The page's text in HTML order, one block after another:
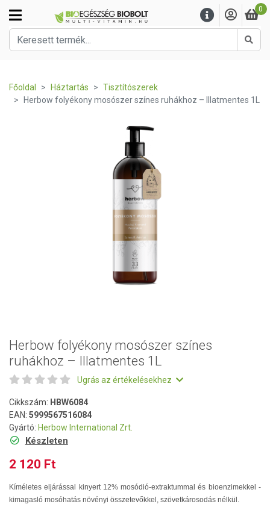
0
Főoldal Háztartás
Tisztítószerek
Herbow folyékony mosószer színes ruhákhoz – Illatmentes 1L
Herbow folyékony mosószer színes
ruhákhoz – Illatmentes 1L
Ugrás az értékelésekhez
Cikkszám: HBW6084
EAN: 5999567516084
Gyártó: Herbow International Zrt.
Készleten
2 120 Ft
Kíméletes eljárással kinyert 12% mosódió-extraktummal és bioenzimekkel -
kimagasló mosóhatás növényi összetevőkkel, szövetkárosodás nélkül.